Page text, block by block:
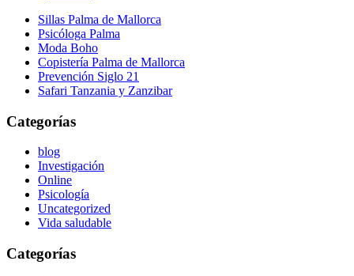
Sillas Palma de Mallorca
Psicóloga Palma
Moda Boho
Copistería Palma de Mallorca
Prevención Siglo 21
Safari Tanzania y Zanzibar
Categorías
blog
Investigación
Online
Psicología
Uncategorized
Vida saludable
Categorías